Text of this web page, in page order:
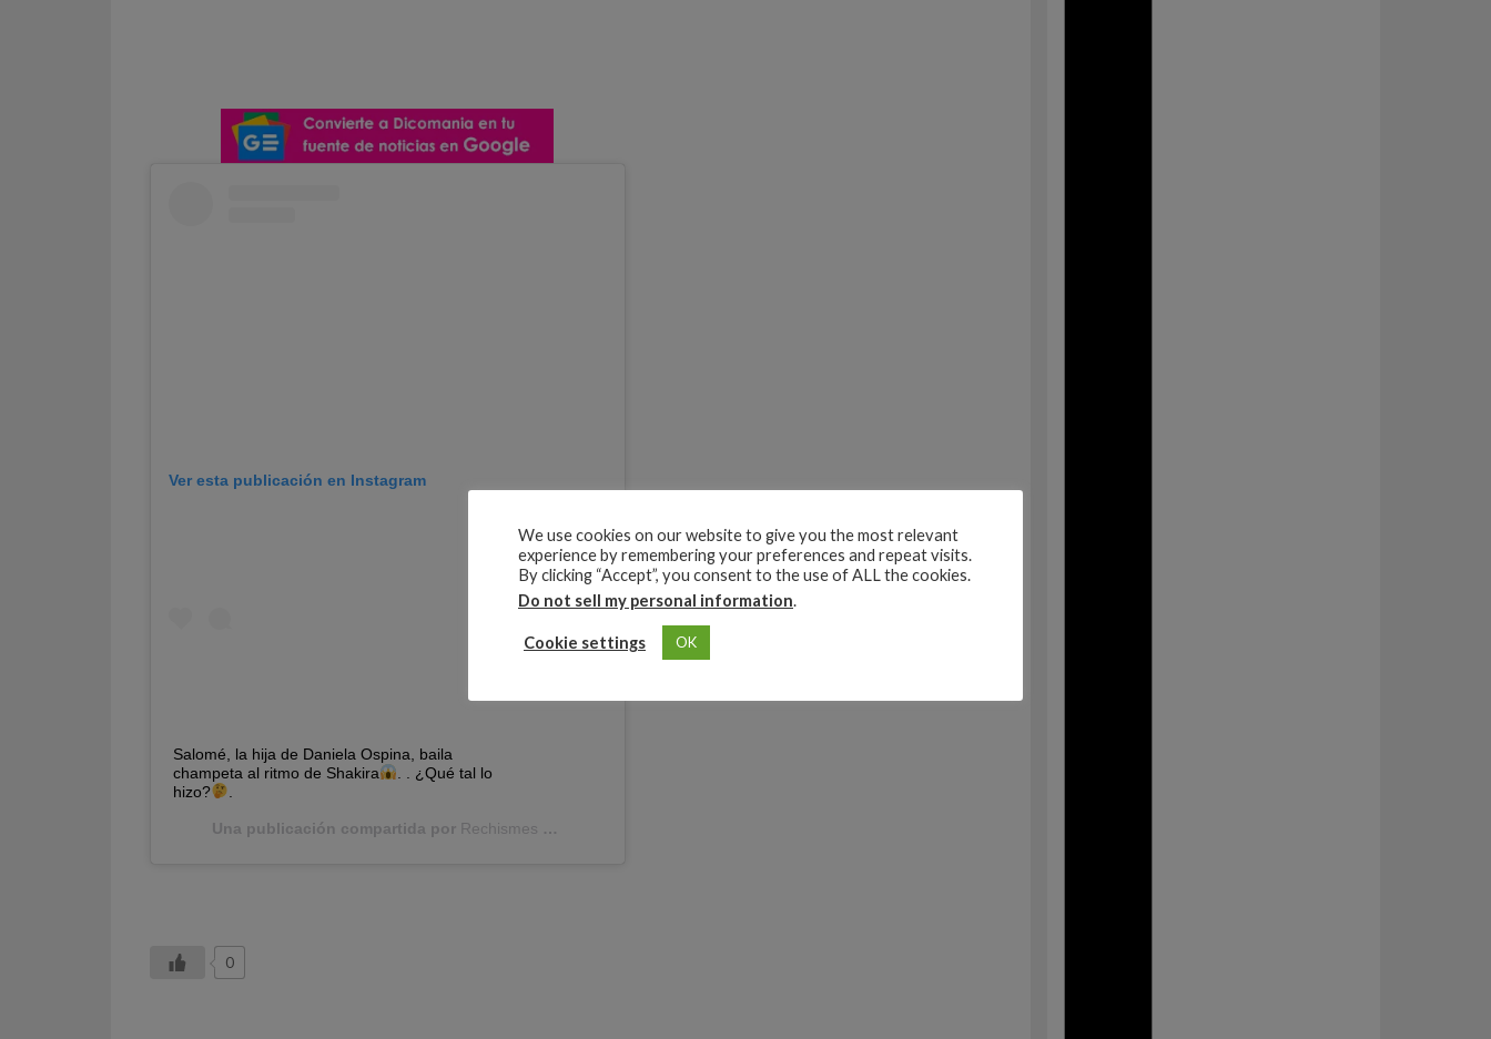
Ver esta publicación en Instagram
Salomé, la hija de Daniela Ospina, baila
champeta al ritmo de Shakira
. . ¿Qué tal lo
hizo?
Una publicación compartida por Rechismes
0
We use cookies on our website to give you the most relevant
experience by remembering your preferences and repeat visits.
By clicking “Accept”, you consent to the use of ALL the cookies.
Do not sell my personal information.
Cookie settings OK